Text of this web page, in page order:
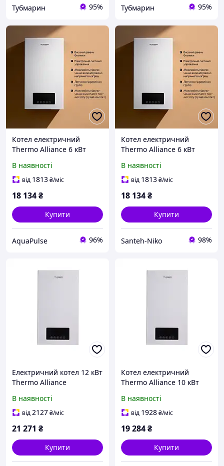
Тубмарин 95% Тубмарин 95%
Котел електричний
Thermo Alliance 6 кВт
В наявності
від 1813₴/міс
18 134₴
Купити
AquaPulse 96%
Котел електричний
Thermo Alliance 6 кВт
В наявності
від 1813₴/міс
18 134₴
Купити
Santeh-Niko 98%
Електричний котел 12 кВт
Thermo Alliance
В наявності
від2127₴/міс
21 271 ₴
Купити
Котел електричний
Thermo Alliance 10 кВт
В наявності
від 1928₴/міс
19 284₴
Купити